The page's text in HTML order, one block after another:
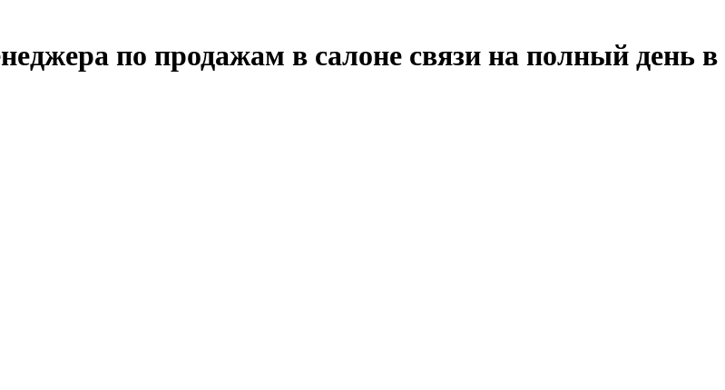
по продажам в салоне связи на полный день в